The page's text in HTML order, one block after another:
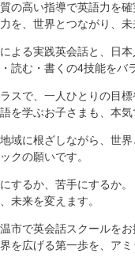
の高い指導で英語力を
を、世界とつながり、
よる実践英会話と、日本
読む・書くの4技能をバ
スで、一人ひとりの目
を学ぶお子さまも、本
域に根ざしながら、世界
クの願いです。
するか、苦手にするか。
未来を変えます。
市で英会話スクールをお
を広げる第一歩を、アミ